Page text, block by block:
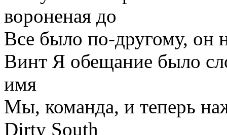
вороненая до
Все было по-другому, он
Винт Я обещание было
имя
Мы, команда, и теперь
Dirty South